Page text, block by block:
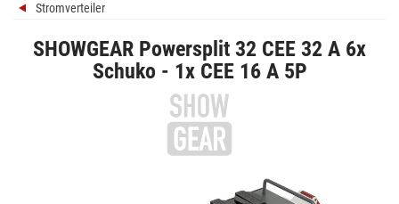
Stromverteiler
SHOWGEAR Powersplit 32 CEE 32 A 6x
Schuko - 1x CEE 16 A 5P